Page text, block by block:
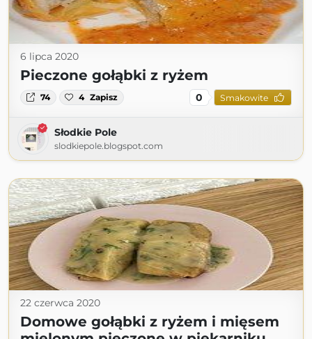
6 lipca 2020
Pieczone gołąbki z ryżem
74 4 Zapisz 0 Smakowite
Słodkie Pole
slodkiepole.blogspot.com
22 czerwca 2020
Domowe gołąbki z ryżem i mięsem